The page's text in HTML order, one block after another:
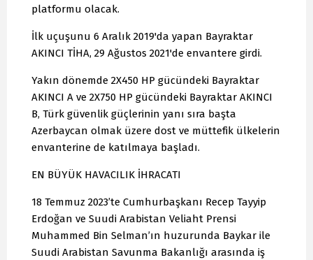
platformu olacak.
İlk uçuşunu 6 Aralık 2019'da yapan Bayraktar
AKINCI TİHA, 29 Ağustos 2021'de envantere girdi.
Yakın dönemde 2X450 HP gücündeki Bayraktar
AKINCI A ve 2X750 HP gücündeki Bayraktar AKINCI
B, Türk güvenlik güçlerinin yanı sıra başta
Azerbaycan olmak üzere dost ve müttefik ülkelerin
envanterine de katılmaya başladı.
EN BÜYÜK HAVACILIK İHRACATI
18 Temmuz 2023’te Cumhurbaşkanı Recep Tayyip
Erdoğan ve Suudi Arabistan Veliaht Prensi
Muhammed Bin Selman’ın huzurunda Baykar ile
Suudi Arabistan Savunma Bakanlığı arasında iş